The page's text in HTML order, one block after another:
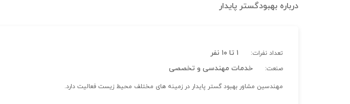
درباره بهبودگستر پایدار
تعداد نفرات: ۱ تا ۱۰ نفر
صنعت: خدمات مهندسی و تخصصی
مهندسین مشاور بهبود گستر پایدار در زمینه های مختلف محیط زیست فعالیت دارد.